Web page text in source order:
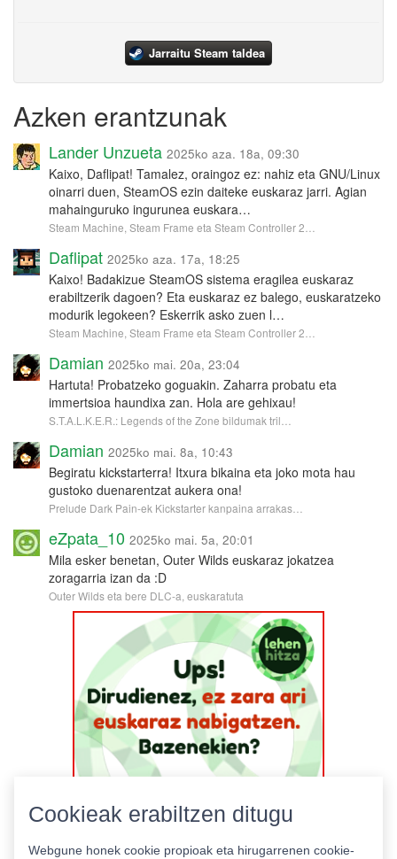
Jarraitu Steam taldea
Azken erantzunak
Lander Unzueta 2025ko aza. 18a, 09:30
Kaixo, Daflipat! Tamalez, oraingoz ez: nahiz eta GNU/Linux
oinarri duen, SteamOS ezin daiteke euskaraz jarri. Agian
mahainguruko ingurunea euskara…
Steam Machine, Steam Frame eta Steam Controller 2…
Daflipat 2025ko aza. 17a, 18:25
Kaixo! Badakizue SteamOS sistema eragilea euskaraz
erabiltzerik dagoen? Eta euskaraz ez balego, euskaratzeko
modurik legokeen? Eskerrik asko zuen l…
Steam Machine, Steam Frame eta Steam Controller 2…
Damian 2025ko mai. 20a, 23:04
Hartuta! Probatzeko goguakin. Zaharra probatu eta
immertsioa haundixa zan. Hola are gehixau!
S.T.A.L.K.E.R.: Legends of the Zone bildumak tril…
Damian 2025ko mai. 8a, 10:43
Begiratu kickstarterra! Itxura bikaina eta joko mota hau
gustoko duenarentzat aukera ona!
Prelude Dark Pain-ek Kickstarter kanpaina arrakas…
eZpata_10 2025ko mai. 5a, 20:01
Mila esker benetan, Outer Wilds euskaraz jokatzea
zoragarria izan da :D
Outer Wilds eta bere DLC-a, euskaratuta
Cookieak erabiltzen ditugu
Webgune honek cookie propioak eta hirugarrenen cookie-